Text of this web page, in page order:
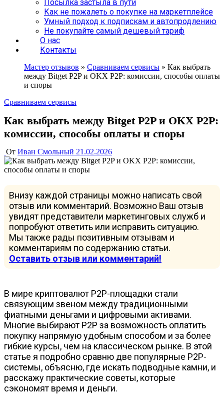
Посылка застыла в пути
Как не пожалеть о покупке на маркетплейсе
Умный подход к подпискам и автопродлению
Не покупайте самый дешевый тариф
О нас
Контакты
Мастер отзывов » Сравниваем сервисы » Как выбрать
между Bitget P2P и OKX P2P: комиссии, способы оплаты
и споры
Сравниваем сервисы
Как выбрать между Bitget P2P и OKX P2P:
комиссии, способы оплаты и споры
От Иван Смольный 21.02.2026
Внизу каждой страницы можно написать свой
отзыв или комментарий. Возможно Ваш отзыв
увидят представители маркетинговых служб и
попробуют ответить или исправить ситуацию.
Мы также рады позитивным отзывам и
комментариям по содержанию статьи.
Оставить отзыв или комментарий!
В мире криптовалют P2P-площадки стали
связующим звеном между традиционными
фиатными деньгами и цифровыми активами.
Многие выбирают P2P за возможность оплатить
покупку напрямую удобным способом и за более
гибкие курсы, чем на классическом рынке. В этой
статье я подробно сравню две популярные P2P-
системы, объясню, где искать подводные камни, и
расскажу практические советы, которые
сэкономят время и деньги.